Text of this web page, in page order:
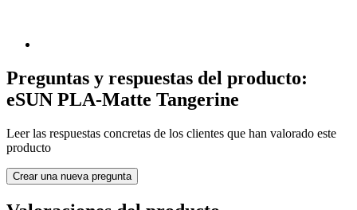
Preguntas y respuestas del producto:
eSUN PLA-Matte Tangerine
Leer las respuestas concretas de los clientes que han valorado este
producto
Crear una nueva pregunta